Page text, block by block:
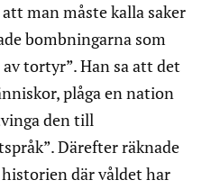
man måste kalla saker
bombningarna som
tortyr”. Han sa att det
plåga en nation
den till
Därefter räknade
där våldet har